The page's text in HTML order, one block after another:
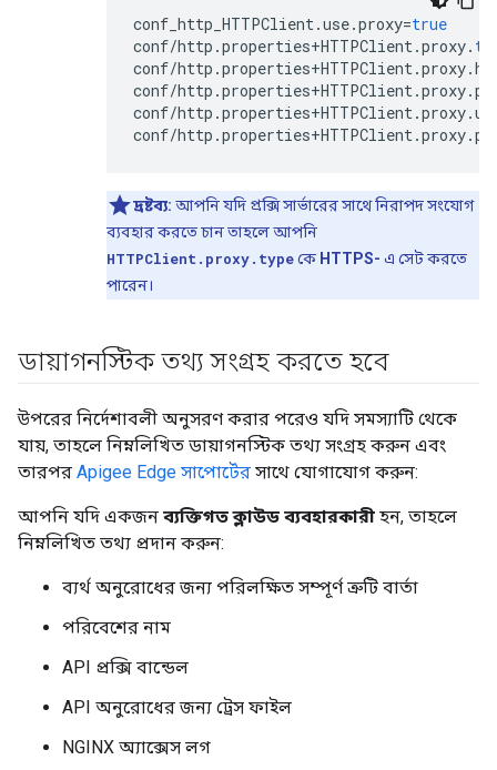
conf_http_HTTPClient.use.proxy=true
conf/http .properties+HTTPClient.proxy.
conf/http .properties+HTTPClient.proxy.
conf/http .properties+HTTPClient.proxy.
conf/http .properties+HTTPClient.proxy.
conf/http .properties+HTTPClient.proxy.
দ্রষ্টব্য: আপনি যদি প্রক্সি সার্ভারের সাথে নিরাপদ সংযোগ
ব্যবহার করতে চান তাহলে আপনি
HTTPClient.proxy.typeকে HTTPS- এ সেট করতে
পারেন।
ডায়াগনস্টিক তথ্য সংগ্রহ করতে হবে
উপরের নির্দেশাবলী অনুসরণ করার পরেও যদি সমস্যাটি থেকে
যায়, তাহলে নিম্নলিখিত ডায়াগনস্টিক তথ্য সংগ্রহ করুন এবং
তারপর Apigee Edge সাপোর্টের সাথে যোগাযোগ করুন:
আপনি যদি একজন ব্যক্তিগত ক্লাউড ব্যবহারকারী হন, তাহলে
নিম্নলিখিত তথ্য প্রদান করুন:
ব্যর্থ অনুরোধের জন্য পরিলক্ষিত সম্পূর্ণ ত্রুটি বার্তা
পরিবেশের নাম
API প্রক্সি বান্ডেল
API অনুরোধের জন্য ট্রেস ফাইল
NGINX অ্যাক্সেস লগ